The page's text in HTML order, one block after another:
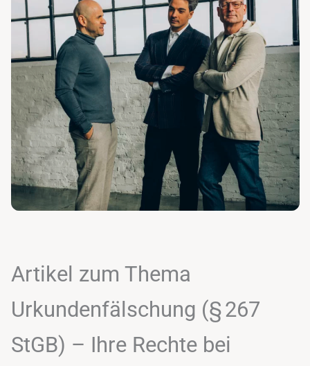
Artikel zum Thema
Urkundenfälschung (§ 267
StGB) – Ihre Rechte bei